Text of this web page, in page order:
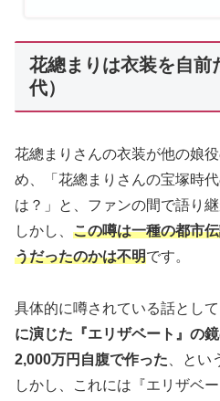
花總まりは衣装を自前
代）
花總まりさんの衣装が他の娘
め、「花總まりさんの宝塚時
は？」と、ファンの間で語り継
しかし、 この噂は一種の都市
うだったのかは不明です。
具体的に噂されている話として
に演じた『エリザベート』の
2,000万円自腹で作った 、とい
しかし、これには『エリザベ